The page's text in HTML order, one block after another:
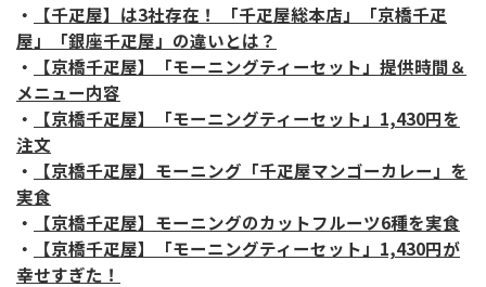
・
【千疋屋】は3社存在！ 「千疋屋総本店」「京橋千疋
屋」「銀座千疋屋」の違いとは？
・
【京橋千疋屋】「モーニングティーセット」提供時間＆
メニュー内容
・
【京橋千疋屋】「モーニングティーセット」1,430円を
注文
・
【京橋千疋屋】モーニング「千疋屋マンゴーカレー」を
実食
・
【京橋千疋屋】モーニングのカットフルーツ6種を実食
・
【京橋千疋屋】「モーニングティーセット」1,430円が
幸せすぎた！